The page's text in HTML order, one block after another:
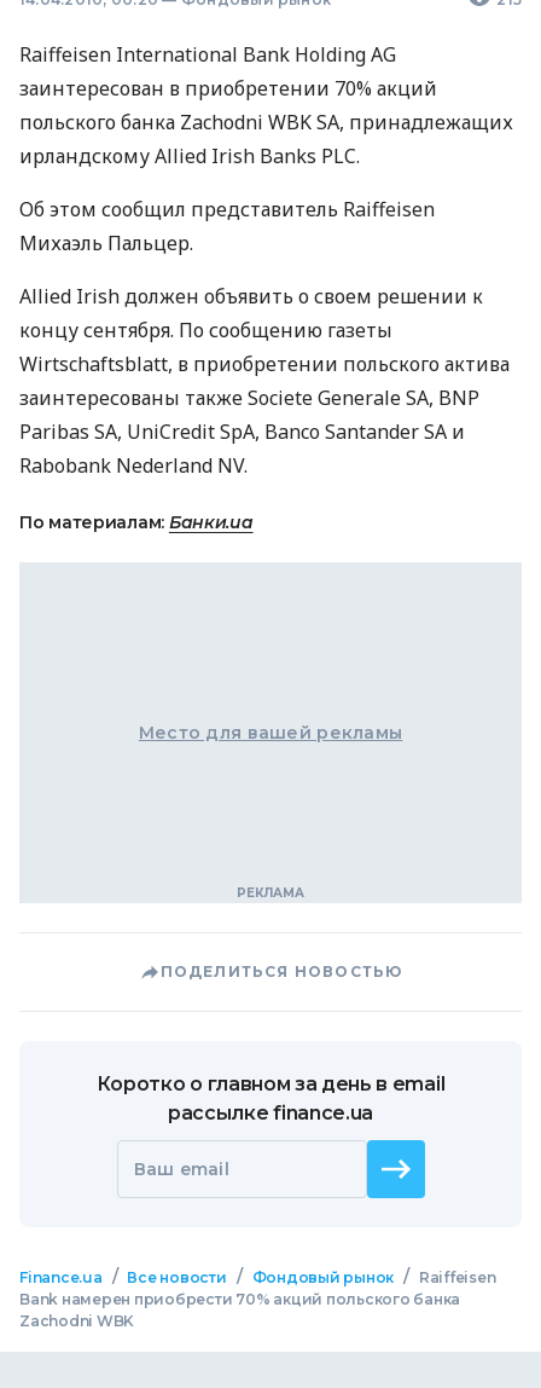
Raiffeisen International Bank Holding AG
заинтересован в приобретении 70% акций
польского банка Zachodni WBK SA, принадлежащих
ирландскому Allied Irish Banks PLC.
Об этом сообщил представитель Raiffeisen
Михаэль Пальцер.
Allied Irish должен объявить о своем решении к
концу сентября. По сообщению газеты
Wirtschaftsblatt, в приобретении польского актива
заинтересованы также Societe Generale SA, BNP
Paribas SA, UniCredit SpA, Banco Santander SA и
Rabobank Nederland NV.
По материалам: Банки.ua
Место для вашей рекламы
ПОДЕЛИТЬСЯ НОВОСТЬЮ
Коротко о главном за день в email
рассылке finance.ua
Ваш email
Finance.ua / Все новости / Фондовый рынок /
Raiffeisen
Bank намерен приобрести 70% акций польского банка
Zachodni WBK